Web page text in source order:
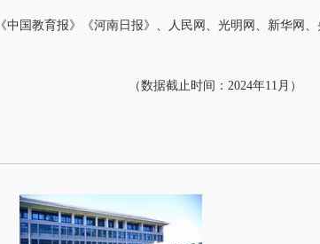
《中国教育报》《河南日报》、人民网、光明网、 新华网、
（数据截止时间： 2024年11 月 ）